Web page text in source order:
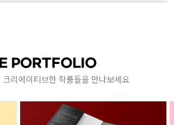
이션 제작
연기 제작
PORTFOLIO
리에이티브한 작품들을 만나보세요